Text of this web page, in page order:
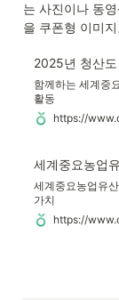
는 사진이나 동
을 쿠폰형 이미
함께하는 세계중
활동
세계중요농업유
가치